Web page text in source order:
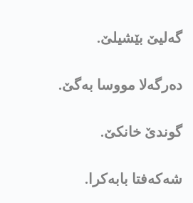
گەليێ بێشیلێ.
دەرگەلا مووسا بەگێ.
گوندێ خانکێ.
شەکەفتا بابەکرا.